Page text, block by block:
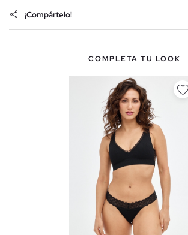
¡Compártelo!
COMPLETA TU LOOK